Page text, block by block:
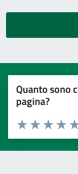
Quanto sono
pagina?
Valuta 3
Valuta 2
Valuta 1 stelle su